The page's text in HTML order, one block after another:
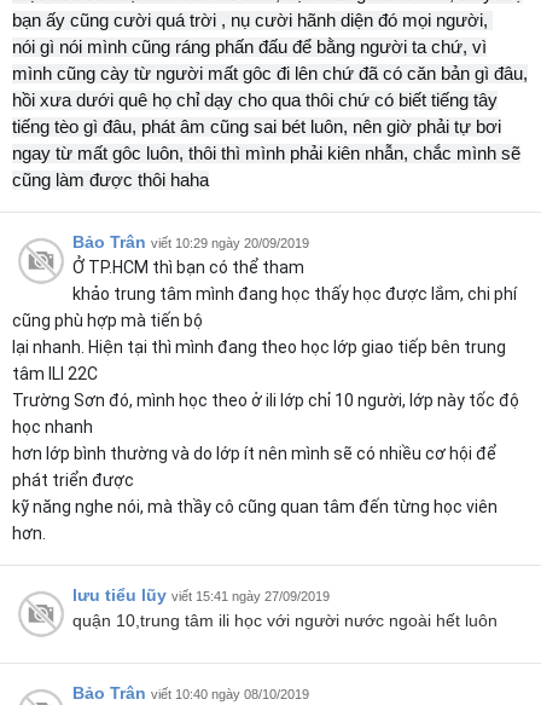
bạn ấy cũng cười quá trời , nụ cười hãnh diện đó mọi người,
nói gì nói mình cũng ráng phấn đấu để bằng người ta chứ, vì
mình cũng cày từ người mất gôc đi lên chứ đã có căn bản gì đâu,
hồi xưa dưới quê họ chỉ dạy cho qua thôi chứ có biết tiếng tây
tiếng tèo gì đâu, phát âm cũng sai bét luôn, nên giờ phải tự bơi
ngay từ mất gôc luôn, thôi thì mình phải kiên nhẫn, chắc mình sẽ
cũng làm được thôi haha
Bảo Trân viết 10:29 ngày 20/09/2019
Ở TP.HCM thì bạn có thể tham
khảo trung tâm mình đang học thấy học được lắm, chi phí
cũng phù hợp mà tiến bộ
lại nhanh. Hiện tại thì mình đang theo học lớp giao tiếp bên trung
tâm ILI 22C
Trường Sơn đó, mình học theo ở ili lớp chỉ 10 người, lớp này tốc độ
học nhanh
hơn lớp bình thường và do lớp ít nên mình sẽ có nhiều cơ hội để
phát triển được
kỹ năng nghe nói, mà thầy cô cũng quan tâm đến từng học viên
hơn.
lưu tiểu lũy viết 15:41 ngày 27/09/2019
quận 10,trung tâm ili học với người nước ngoài hết luôn
Bảo Trân viết 10:40 ngày 08/10/2019